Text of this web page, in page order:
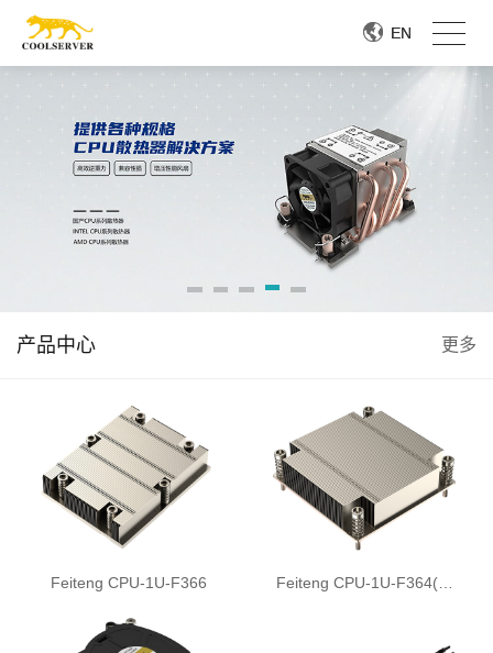
EN
EN
产品中心 更多
Feiteng CPU-1U-F366 Feiteng CPU-1U-F364(…